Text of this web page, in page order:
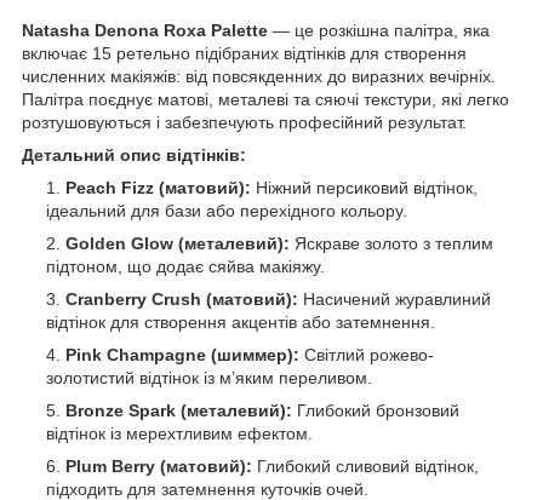
Natasha Denona Roxa Palette — це розкішна палітра, яка
включає 15 ретельно підібраних відтінків для створення
численних макіяжів: від повсякденних до виразних вечірніх.
Палітра поєднує матові, металеві та сяючі текстури, які легко
розтушовуються і забезпечують професійний результат.
Детальний опис відтінків:
Peach Fizz (матовий): Ніжний персиковий відтінок,
ідеальний для бази або перехідного кольору.
Golden Glow (металевий): Яскраве золото з теплим
підтоном, що додає сяйва макіяжу.
Cranberry Crush (матовий): Насичений журавлиний
відтінок для створення акцентів або затемнення.
Pink Champagne (шиммер): Світлий рожево-
золотистий відтінок із м’яким переливом.
Bronze Spark (металевий): Глибокий бронзовий
відтінок із мерехтливим ефектом.
Plum Berry (матовий): Глибокий сливовий відтінок,
підходить для затемнення куточків очей.